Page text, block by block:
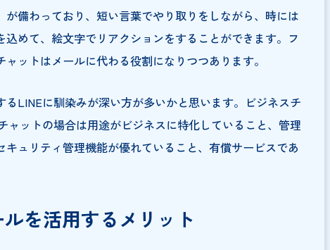
本的な使い方をご紹介いたします。
あるものの、基本的な機能としては、テキスト情報を中
能）が備わっており、短い言葉でやり取りをしながら、